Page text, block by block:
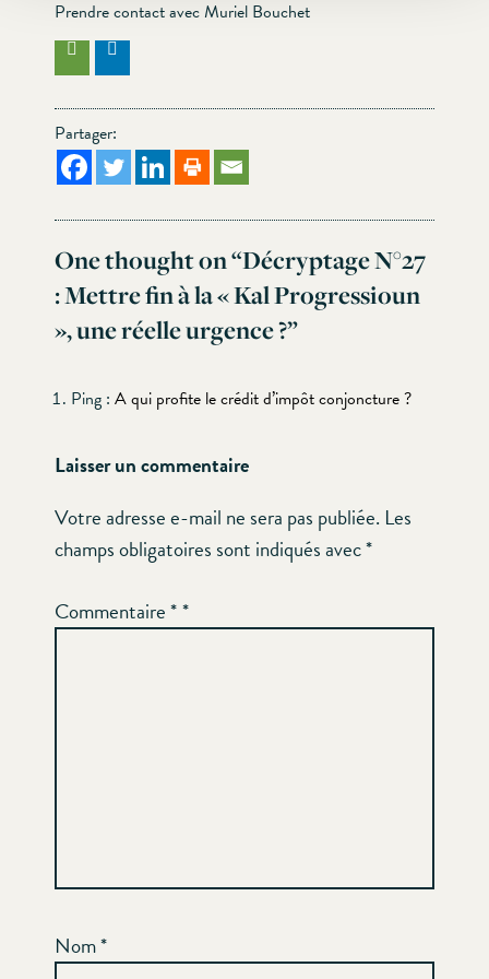
Prendre contact avec Muriel Bouchet
Partager:
One thought on “Décryptage N°27
: Mettre fin à la « Kal Progressioun
», une réelle urgence ?”
Ping : A qui profite le crédit d’impôt conjoncture ?
Laisser un commentaire
Votre adresse e-mail ne sera pas publiée. Les
champs obligatoires sont indiqués avec*
Commentaire*
Nom*